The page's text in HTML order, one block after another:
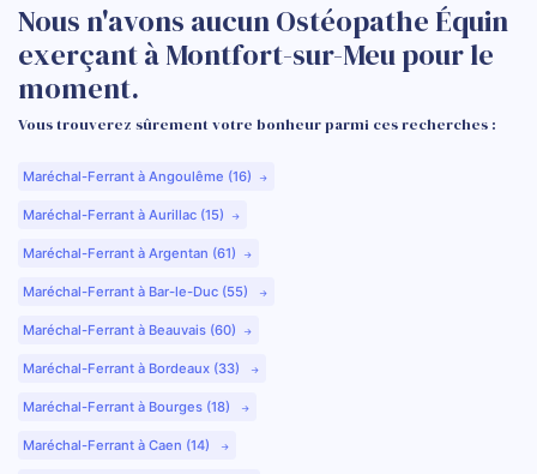
Nous n'avons aucun Ostéopathe Équin
exerçant à Montfort-sur-Meu pour le
moment.
Vous trouverez sûrement votre bonheur parmi ces recherches :
Maréchal-Ferrant à Angoulême (16)
Maréchal-Ferrant à Aurillac (15)
Maréchal-Ferrant à Argentan (61)
Maréchal-Ferrant à Bar-le-Duc (55)
Maréchal-Ferrant à Beauvais (60)
Maréchal-Ferrant à Bordeaux (33)
Maréchal-Ferrant à Bourges (18)
Maréchal-Ferrant à Caen (14)